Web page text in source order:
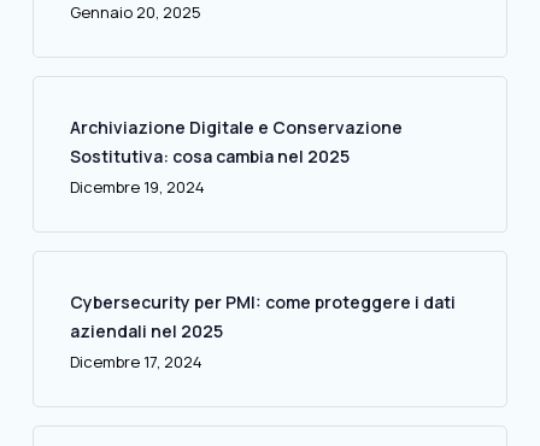
Gennaio 20, 2025
Archiviazione Digitale e Conservazione
Sostitutiva: cosa cambia nel 2025
Dicembre 19, 2024
Cybersecurity per PMI: come proteggere i dati
aziendali nel 2025
Dicembre 17, 2024